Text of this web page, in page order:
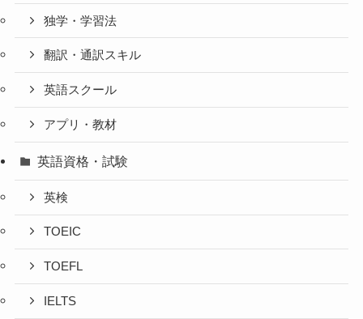
独学・学習法
翻訳・通訳スキル
英語スクール
アプリ・教材
英語資格・試験
英検
TOEIC
TOEFL
IELTS